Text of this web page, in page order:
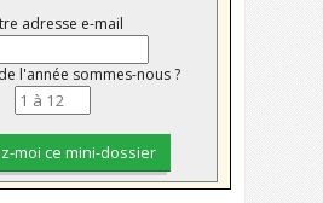
adresse e-mail
l'année sommes-nous ?